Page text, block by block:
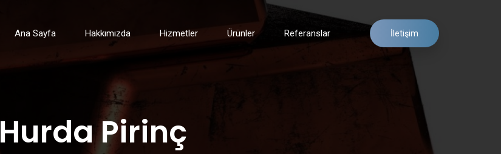
Ana Sayfa Hakkımızda Hizmetler Ürünler Referanslar İletişim
Hurda Pirinç